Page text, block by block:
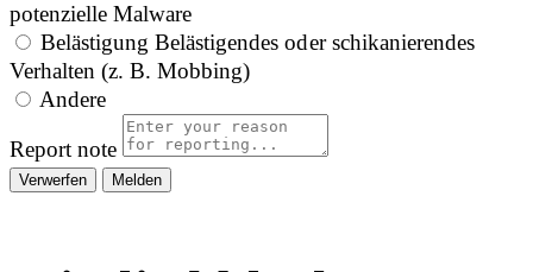
potenzielle Malware
Belästigung Belästigendes oder schikanierendes
Verhalten (z. B. Mobbing)
Andere
Report note
Melden